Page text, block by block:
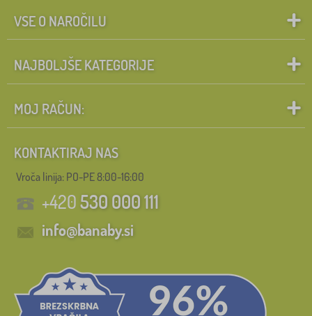
VSE O NAROČILU
NAJBOLJŠE KATEGORIJE
MOJ RAČUN:
KONTAKTIRAJ NAS
Vroča linija: PO-PE 8:00-16:00
+420530 000 111
info@banaby.si